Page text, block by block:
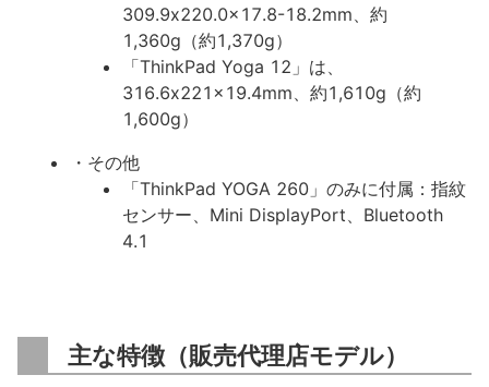
309.9x220.0x17.8-18.2mm、約
1,360g（約1,370g）
「ThinkPad Yoga 12」は、
316.6x221x19.4mm、約1,610g（約
1,600g）
・その他
「ThinkPad YOGA 260」のみに付属：指紋
センサー、Mini DisplayPort、Bluetooth
4.1
主な特徴（販売代理店モデル）